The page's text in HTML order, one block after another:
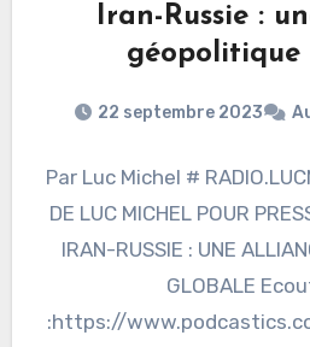
Iran-Russie :
géopolitique
22 septembre 2023
Par Luc Michel #
DE LUC MICHEL POUR
IRAN-RUSSIE : UNE
GLOBALE
:https://